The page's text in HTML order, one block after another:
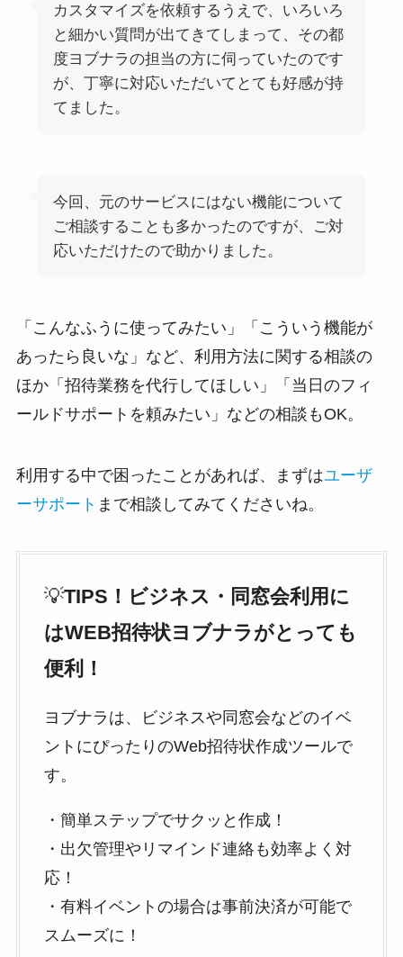
カスタマイズを依頼するうえで、いろいろ
と細かい質問が出てきてしまって、その都
度ヨブナラの担当の方に伺っていたのです
が、丁寧に対応いただいてとても好感が持
てました。
今回、元のサービスにはない機能について
ご相談することも多かったのですが、ご対
応いただけたので助かりました。
「こんなふうに使ってみたい」「こういう機能が
あったら良いな」など、利用方法に関する相談の
ほか「招待業務を代行してほしい」「当日のフィ
ールドサポートを頼みたい」などの相談もOK。
利用する中で困ったことがあれば、まずはユーザ
ーサポート まで相談してみてくださいね。
💡TIPS！ビジネス・同窓会利用に
はWEB招待状ヨブナラがとっても
便利！
ヨブナラは、ビジネスや同窓会などのイベ
ントにぴったりのWeb招待状作成ツールで
す。
・簡単ステップでサクッと作成！
・出欠管理やリマインド連絡も効率よく対
応！
・有料イベントの場合は事前決済が可能で
スムーズに！